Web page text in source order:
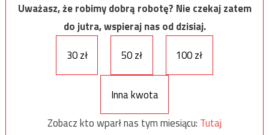
Uważasz, że robimy dobrą robotę? Nie czekaj zatem
do jutra, wspieraj nas od dzisiaj.
30 zł
50 zł 100 zł
Inna kwota
Zobacz kto wparł nas tym miesiącu: Tutaj